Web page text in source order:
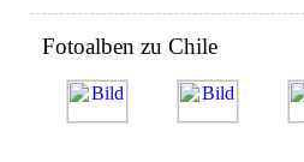
Fotoalben zu Chile